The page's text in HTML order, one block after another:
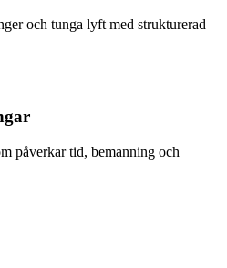
och tunga lyft med strukturerad
påverkar tid, bemanning och